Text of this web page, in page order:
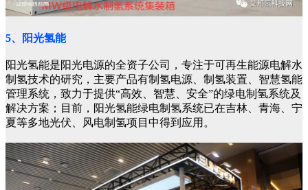
5、阳光氢能
阳光氢能是阳光电源的全资子公司，专注于可再生能源电解水
制氢技术的研究，主要产品有制氢电源、制氢装置、智慧氢能
管理系统，致力于提供“高效、智慧、安全”的绿电制氢系统及
解决方案；目前，阳光氢能绿电制氢系统已在吉林、青海、宁
夏等多地光伏、风电制氢项目中得到应用。